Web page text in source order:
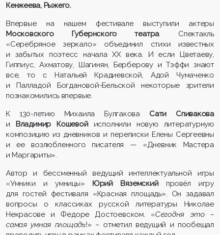
Кенжеева, Рыжего.
Впервые на нашем фестивале выступили актеры
Московского Губернского театра. Спектакль
«Серебряное зеркало» объединил стихи известных
и забытых поэтесс начала ХХ века. И если Цветаеву,
Гиппиус, Ахматову, Шагинян, Берберову и Тэффи знают
все, то с Натальей Крадиевской, Адой Чумаченко
и Палладой Богдановой-Бельской некоторые зрители
познакомились впервые.
К 130-летию Михаила Булгакова Сати Спивакова
и Владимир Кошевой исполнили новую литературную
композицию из дневников и переписки Елены Сергеевны
и ее возлюбленного писателя — «Дневник Мастера
и Маргариты».
Автор и бессменный ведущий интеллектуальной игры
«Умники и умницы» Юрий Вяземский провёл игру
для гостей фестиваля «Красная площадь». Он задавал
вопросы о классиках русской литературы Николае
Некрасове и Федоре Достоевском. «Сегодня это –
самая умная площадь!» – отметил ведущий и пообещал